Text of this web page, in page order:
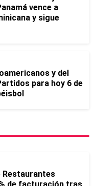
vence a
y sigue
y del
para hoy 6 de
Restaurantes